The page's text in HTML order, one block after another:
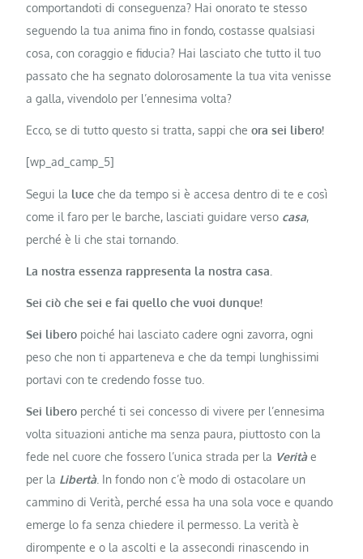
comportandoti di conseguenza? Hai onorato te stesso
seguendo la tua anima fino in fondo, costasse qualsiasi
cosa, con coraggio e fiducia? Hai lasciato che tutto il tuo
passato che ha segnato dolorosamente la tua vita venisse
a galla, vivendolo per l’ennesima volta?
Ecco, se di tutto questo si tratta, sappi cheora sei libero!
[wp_ad_camp_5]
Segui la luce che da tempo si è accesa dentro di te e così
come il faro per le barche, lasciati guidare verso casa,
perché è li che stai tornando.
La nostra essenza rappresenta la nostra casa.
Sei ciò che sei e fai quello che vuoi dunque!
Sei libero poiché hai lasciato cadere ogni zavorra, ogni
peso che non ti apparteneva e che da tempi lunghissimi
portavi con te credendo fosse tuo.
Sei libero perché ti sei concesso di vivere per l’ennesima
volta situazioni antiche ma senza paura, piuttosto con la
fede nel cuore che fossero l’unica strada per la Verità e
per la Libertà. In fondo non c’è modo di ostacolare un
cammino di Verità, perché essa ha una sola voce e quando
emerge lo fa senza chiedere il permesso. La verità è
dirompente e o la ascolti e la assecondi rinascendo in